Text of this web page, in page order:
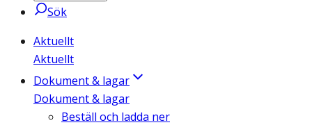
Sök
Aktuellt
Aktuellt
Dokument & lagar
Dokument & lagar
Beställ och ladda ner